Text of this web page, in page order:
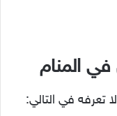
المنام
تعرفه في التالي: